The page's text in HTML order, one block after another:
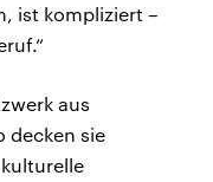
ist kompliziert –
aus
decken sie